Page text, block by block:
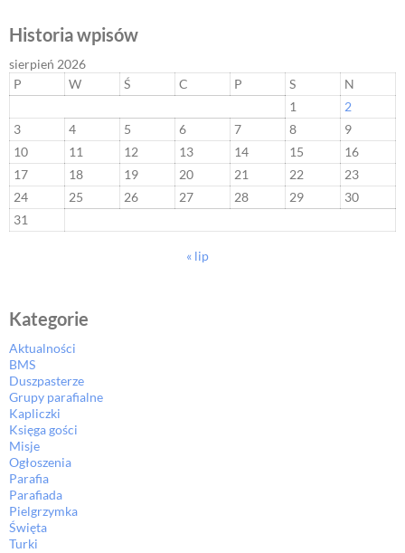
Historia wpisów
sierpień 2026
P
W Ś C P S
N
1
2
3
4 5 6 7 8
9
10
11 12 13 14 15
16
17
18 19 20 21 22
23
24
25 26 27 28 29
30
31
« lip
Kategorie
Aktualności
BMS
Duszpasterze
Grupy parafialne
Kapliczki
Księga gości
Misje
Ogłoszenia
Parafia
Parafiada
Pielgrzymka
Święta
Turki